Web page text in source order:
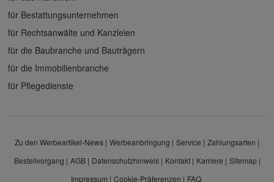
für Bestattungsunternehmen
für Rechtsanwälte und Kanzleien
für die Baubranche und Bauträgern
für die Immobilienbranche
für Pflegedienste
Zu den Werbeartikel-News Werbeanbringung Service
Zahlungsarten
Bestellvorgang
AGB Datenschutzhinweis Kontakt Karriere
Sitemap
Impressum
Cookie-Präferenzen FAQ